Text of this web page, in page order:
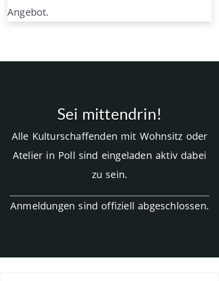
Angebot.
Sei mittendrin!
Alle Kulturschaffenden mit Wohnsitz oder
Atelier in Poll sind eingeladen aktiv dabei
zu sein.
Anmeldungen sind offiziell abgeschlossen.